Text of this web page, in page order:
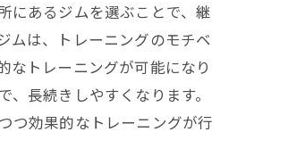
にあるジムを選ぶことで、継
ムは、トレーニングのモチベ
なトレーニングが可能になり
長続きしやすくなります。
つ効果的なトレーニングが行